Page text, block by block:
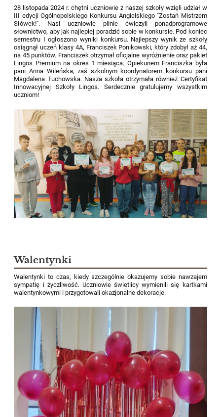
28 listopada 2024 r. chętni uczniowie z naszej szkoły wzięli udział w
III edycji Ogólnopolskiego Konkursu Angielskiego "Zostań Mistrzem
Słówek!". Nasi uczniowie pilnie ćwiczyli ponadprogramowe
słownictwo, aby jak najlepiej poradzić sobie w konkursie. Pod koniec
semestru I ogłoszono wyniki konkursu. Najlepszy wynik ze szkoły
osiągnął uczeń klasy 4A, Franciszek Ponikowski, który zdobył aż 44,
na 45 punktów. Franciszek otrzymał oficjalne wyróżnienie oraz pakiet
Lingos Premium na okres 1 miesiąca. Opiekunem Franciszka była
pani Anna Wileńska, zaś szkolnym koordynatorem konkursu pani
Magdalena Tuchowska. Nasza szkoła otrzymała również Certyfikat
Innowacyjnej Szkoły Lingos. Serdecznie gratulujemy wszystkim
uczniom!
Walentynki
Walentynki to czas, kiedy szczególnie okazujemy sobie nawzajem
sympatię i życzliwość. Uczniowie świetlicy wymienili się kartkami
walentynkowymi i przygotowali okazjonalne dekoracje.